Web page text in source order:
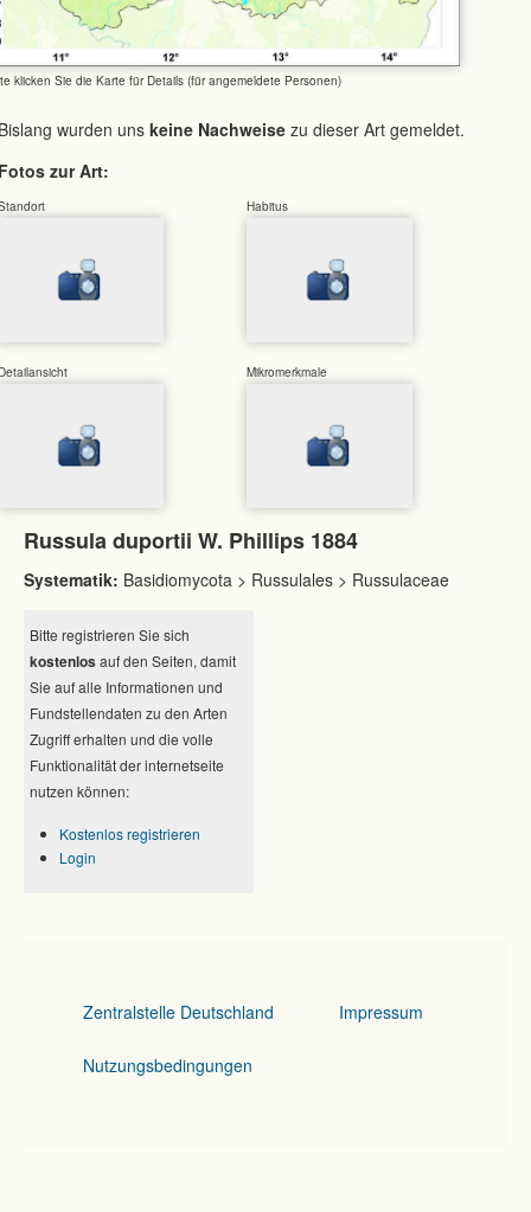
klicken Sie die Karte für Details (für angemeldete Personen)
wurden uns keine Nachweise zu dieser Art gemeldet.
zur Art:
Habitus
Mikromerkmale
Russula duportii W. Phillips 1884
Systematik: Basidiomycota > Russulales > Russulaceae
Bitte registrieren Sie sich
kostenlos auf den Seiten, damit
Sie auf alle Informationen und
Fundstellendaten zu den Arten
Zugriff erhalten und die volle
Funktionalität der internetseite
nutzen können:
Kostenlos registrieren
Login
Zentralstelle Deutschland Impressum
Nutzungsbedingungen